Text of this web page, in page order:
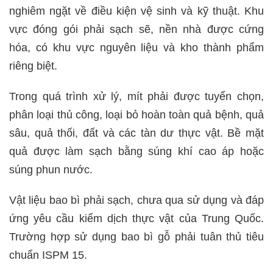
nghiêm ngặt về điều kiện vệ sinh và kỹ thuật. Khu
vực đóng gói phải sạch sẽ, nền nhà được cứng
hóa, có khu vực nguyên liệu và kho thành phẩm
riêng biệt.
Trong quá trình xử lý, mít phải được tuyển chọn,
phân loại thủ công, loại bỏ hoàn toàn quả bệnh, quả
sâu, quả thối, đất và các tàn dư thực vật. Bề mặt
quả được làm sạch bằng súng khí cao áp hoặc
súng phun nước.
Vật liệu bao bì phải sạch, chưa qua sử dụng và đáp
ứng yêu cầu kiểm dịch thực vật của Trung Quốc.
Trường hợp sử dụng bao bì gỗ phải tuân thủ tiêu
chuẩn ISPM 15.